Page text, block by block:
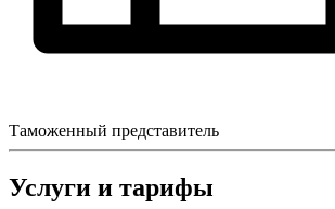
Таможенный представитель
Услуги и тарифы